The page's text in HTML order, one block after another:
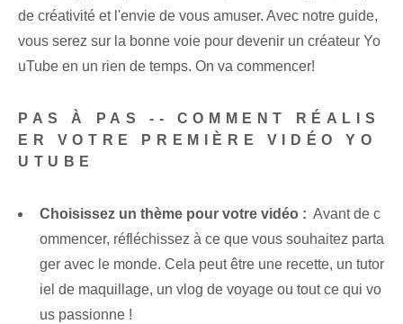
de créativité et l'envie de vous amuser. Avec notre guide,
vous serez sur la bonne voie pour devenir un créateur Yo
uTube en un rien de temps. On va commencer!
PAS À PAS -- COMMENT RÉALIS
ER VOTRE PREMIÈRE VIDÉO YO
UTUBE
Choisissez un thème pour votre vidéo : ⁢ Avant de c
ommencer, réfléchissez à ce que vous souhaitez parta
ger avec le monde.⁢ Cela peut être une recette, un tutor
iel de maquillage, un vlog de voyage⁤ ou tout ce qui vo
us passionne !